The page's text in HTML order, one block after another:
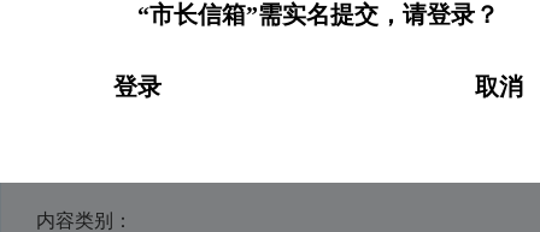
内容类别：
“市长信箱”需实名提交，请登录？
登录 取消